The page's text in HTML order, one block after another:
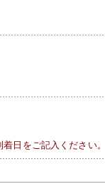
日をご記入ください。